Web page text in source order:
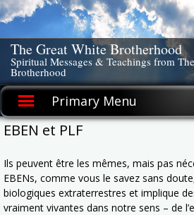
Skip
to
content
The Great White Brotherhood
Spiritual Messages & Teachings from
Brotherhood
Primary Menu
EBEN et PLF
Ils peuvent être les mêmes, mais pas
EBENs, comme vous le savez sans
biologiques extraterrestres et implique
vraiment vivantes dans notre sens – de